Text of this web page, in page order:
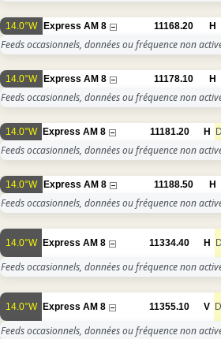
14.0°W Express AM 8 11168.20 H
Feeds occasionnels, données ou fréquence non
14.0°W Express AM 8 11178.10 H
Feeds occasionnels, données ou fréquence non
14.0°W Express AM 8 11181.20 H
Feeds occasionnels, données ou fréquence non
14.0°W Express AM 8 11188.50 H
Feeds occasionnels, données ou fréquence non
14.0°W Express AM 8 11334.40 H
Feeds occasionnels, données ou fréquence non
14.0°W Express AM 8 11355.10 V
Feeds occasionnels, données ou fréquence non